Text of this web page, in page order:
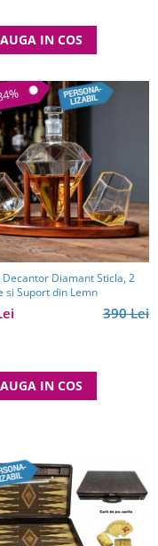
IN COS
Decantor Diamant Sticla, 2
si Suport din Lemn
390 Lei
IN COS